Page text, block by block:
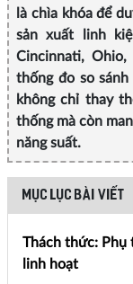
là chìa khóa để
sản xuất linh
Cincinnati,
thống đo so
không chỉ thay
thống mà còn
năng suất.
MỤC LỤC BÀI VIẾT
Thách thức: Phụ
linh hoạt